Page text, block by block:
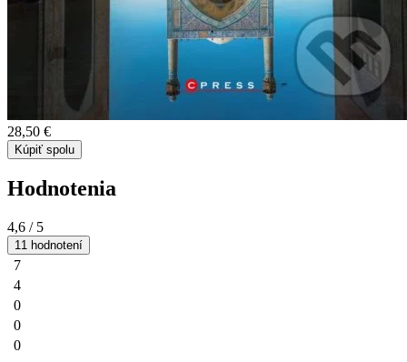
28,50 €
Kúpiť spolu
Hodnotenia
4,6 / 5
11 hodnotení
7
4
0
0
0